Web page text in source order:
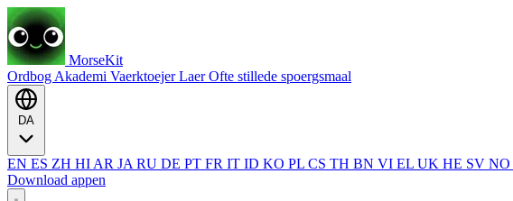
MorseKit
Ordbog Akademi VaerktoejerLaerOfte stillede spoergsmaal
EN ES ZH HI AR JA RU DE PT FR IT ID KO PL CS TH BN VI EL UK HE SV NO
Download appen